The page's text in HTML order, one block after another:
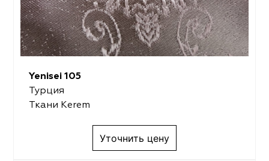
Yenisei 105
Турция
Ткани Kerem
Уточнить цену